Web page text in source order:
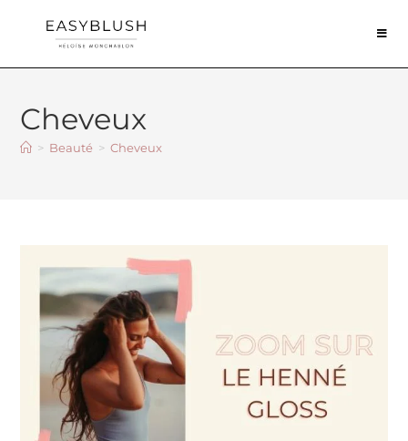
Cheveux
> Beauté > Cheveux